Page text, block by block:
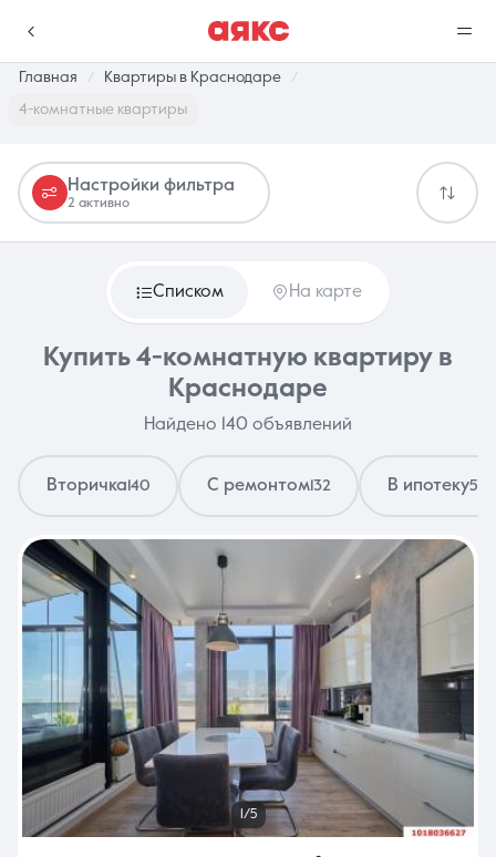
Избранное
0 объявлений 0 объявлений
Недвижимость Услуги
О компании Контакты
8 (861) 297-00-00
Ежедневно с 08:30 до 20:00
Главная Квартиры в Краснодаре
4-комнатные квартиры
Настройки фильтра
2 активно
Списком На карте
Купить 4-комнатную квартиру в
Краснодаре
Найдено 140 объявлений
Вторичка140 С ремонтом132 В ипотеку5
1/5